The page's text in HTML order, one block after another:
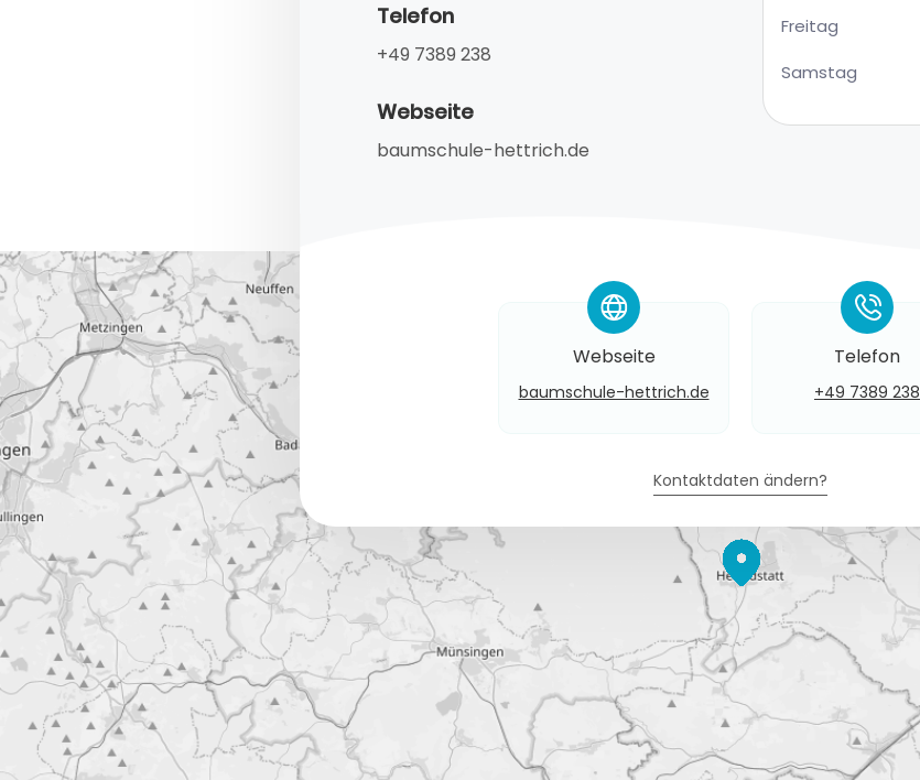
Telefon
+49 7389 238
Webseite
baumschule-hettrich.de
Freitag
Samstag
*
Webseite
baumschule-hettrich.de
*
Telefon
+49 7389 238
Kontaktdaten ändern?